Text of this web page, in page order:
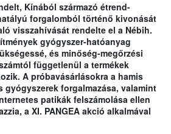
Kínából származó étrend-
forgalomból történő kivonását
visszahívását rendelte el a Nébih.
gyógyszer-hatóanyag
és minőség-megőrzési
függetlenül a termékek
A próbavásárlásokra a hamis
gyógyszerek forgalmazása, valamint
patikák felszámolása ellen
a XI. PANGEA akció alkalmával